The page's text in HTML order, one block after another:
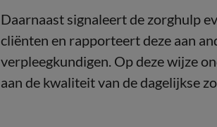
Daarnaast signaleert de zorghulp
cliënten en rapporteert deze aan
verpleegkundigen. Op deze wijze
aan de kwaliteit van de dagelijkse